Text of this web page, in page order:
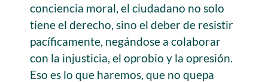
conciencia moral, el ciudadano no solo
tiene el derecho, sino el deber de resistir
pacíficamente, negándose a colaborar
con la injusticia, el oprobio y la opresión.
Eso es lo que haremos, que no quepa